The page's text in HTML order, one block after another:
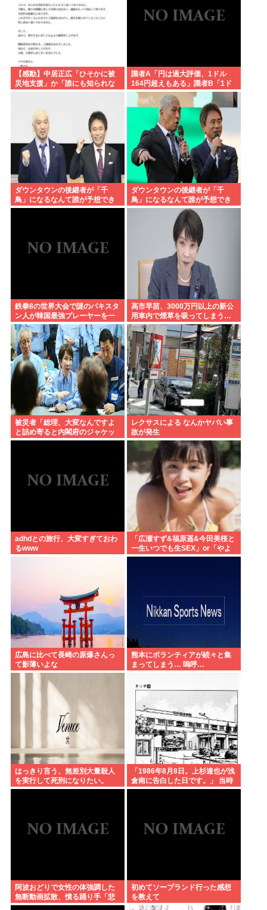
【感動】中居正広「ひそかに被
災地支援」か「誰にも知られな
識者A「円は過大評価、1ドル
164円超えもある」識者B「1ド
ル140円台もある」どっちなの
ダウンタウンの後継者が「千
鳥」になるなんて誰が予想でき
たんや
ダウンタウンの後継者が「千
鳥」になるなんて誰が予想でき
たんや
鉄拳8の世界大会で謎のパキスタ
ン人が韓国最強プレーヤーを一
方的にボコして約5000万円ゲッ
ト
高市早苗、3000万円以上の新公
用車内で煙草を吸ってしまう…
被災者「総理、大変なんですよ
と詰め寄ると内閣府のジャケッ
トを着た人に『静かに 』とすご
レクサスによる なんかヤバい事
故が発生
adhdとの旅行、大変すぎておわ
るwww
「広瀬すず&福原遥&今田美桜と
一生いつでも生SEX」or「やよ
い軒&大戸屋 一生無料」www
広島に比べて長崎の原爆さんっ
て影薄いよな
熊本にボランティアが続々と集
まってしまう… 嗚呼…
はっきり言う、無差別大量殺人
を実行して死刑になりたい。
「1986年8月8日。上杉達也が浅
倉南に告白した日です。」 当時
の担当編集者とあだち充が達也
阿波おどりで女性の体強調した
無断動画拡散、憤る踊り手「悲
しいし気持ち悪い」…悪質なケ
初めてソープランド行った感想
を教えて